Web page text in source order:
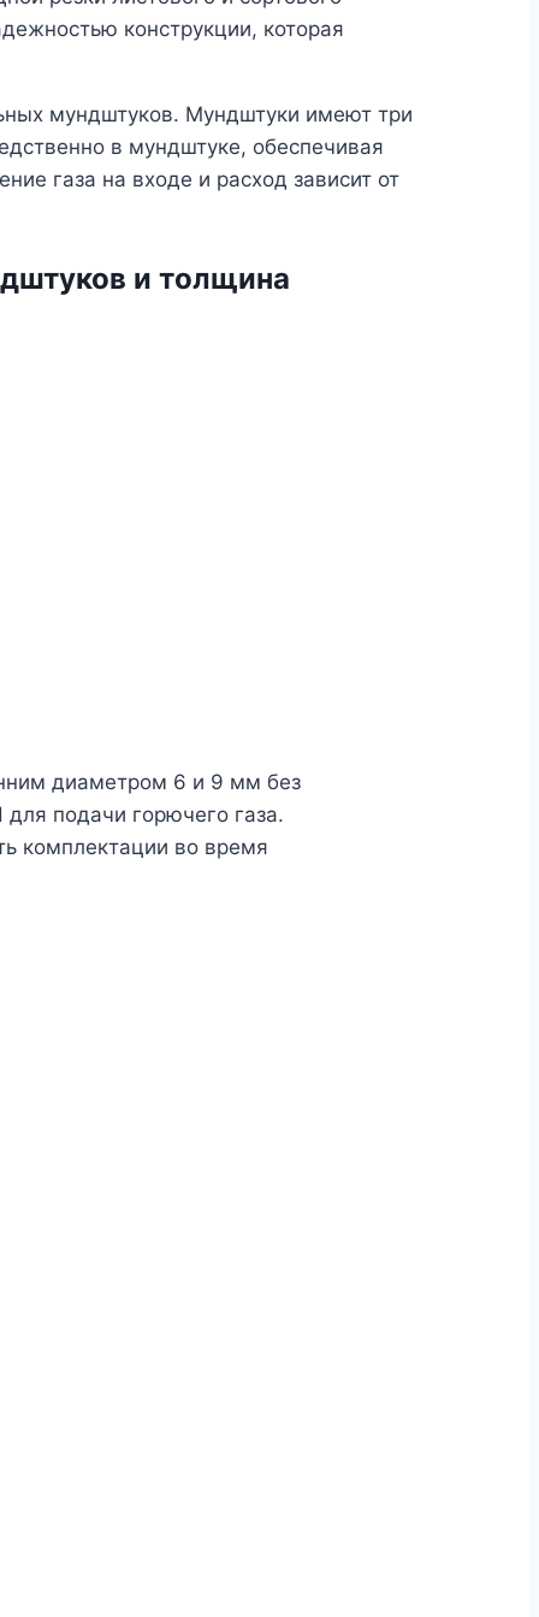
конструкции, которая
мундштуков. Мундштуки имеют три
в мундштуке, обеспечивая
газа на входе и расход зависит от
и толщина
диаметром 6 и 9 мм без
подачи горючего газа.
комплектации во время